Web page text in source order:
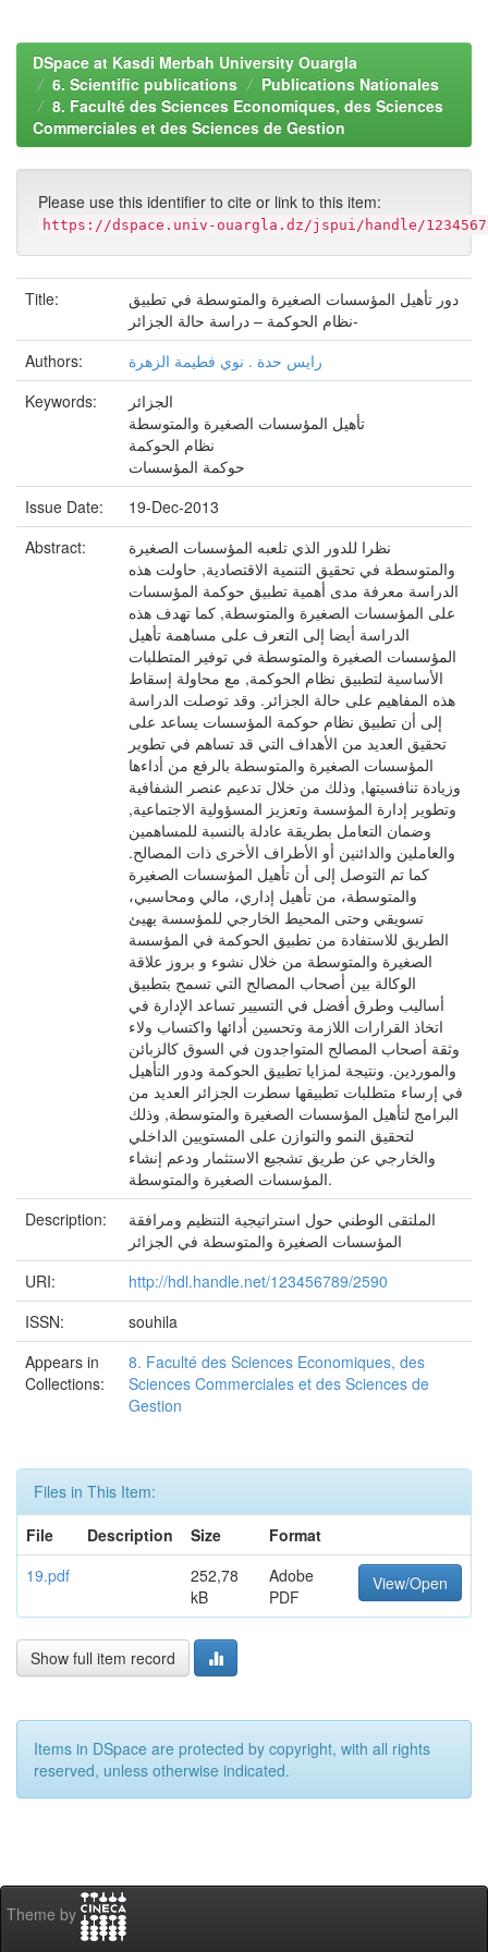
DSpace at Kasdi Merbah University Ouargla
6. Scientific publications
Publications Nationales
8. Faculté des Sciences Economiques, des Sciences
Commerciales et des Sciences de Gestion
Please use this identifier to cite or link to this item:
https://dspace.univ-ouargla.dz/jspui/handle/
Title:
دور تأهيل المؤسسات الصغيرة والمتوسطة في تطبيق
نظام الحوكمة – دراسة حالة الجزائر-
Authors:
رايس حدة . نوي فطيمة الزهرة
Keywords:
الجزائر
تأهيل المؤسسات الصغيرة والمتوسطة
نظام الحوكمة
حوكمة المؤسسات
Issue Date:
19-Dec-2013
Abstract:
نظرا للدور الذي تلعبه المؤسسات الصغيرة
والمتوسطة في تحقيق التنمية الاقتصادية, حاولت هذه
الدراسة معرفة مدى أهمية تطبيق حوكمة المؤسسات
على المؤسسات الصغيرة والمتوسطة, كما تهدف هذه
الدراسة أيضا إلى التعرف على مساهمة تأهيل
المؤسسات الصغيرة والمتوسطة في توفير المتطلبات
الأساسية لتطبيق نظام الحوكمة, مع محاولة إسقاط
هذه المفاهيم على حالة الجزائر. وقد توصلت الدراسة
إلى أن تطبيق نظام حوكمة المؤسسات يساعد على
تحقيق العديد من الأهداف التي قد تساهم في تطوير
المؤسسات الصغيرة والمتوسطة بالرفع من أداءها
وزيادة تنافسيتها, وذلك من خلال تدعيم عنصر الشفافية
وتطوير إدارة المؤسسة وتعزيز المسؤولية الاجتماعية,
وضمان التعامل بطريقة عادلة بالنسبة للمساهمين
والعاملين والدائنين أو الأطراف الأخرى ذات المصالح.
كما تم التوصل إلى أن تأهيل المؤسسات الصغيرة
والمتوسطة، من تأهيل إداري، مالي ومحاسبي،
تسويقي وحتى المحيط الخارجي للمؤسسة يهيئ
الطريق للاستفادة من تطبيق الحوكمة في المؤسسة
الصغيرة والمتوسطة من خلال نشوء و بروز علاقة
الوكالة بين أصحاب المصالح التي تسمح بتطبيق
أساليب وطرق أفضل في التسيير تساعد الإدارة في
اتخاذ القرارات اللازمة وتحسين أدائها واكتساب ولاء
وثقة أصحاب المصالح المتواجدون في السوق كالزبائن
والموردين. ونتيجة لمزايا تطبيق الحوكمة ودور التأهيل
في إرساء متطلبات تطبيقها سطرت الجزائر العديد من
البرامج لتأهيل المؤسسات الصغيرة والمتوسطة, وذلك
لتحقيق النمو والتوازن على المستويين الداخلي
والخارجي عن طريق تشجيع الاستثمار ودعم إنشاء
المؤسسات الصغيرة والمتوسطة.
Description:
الملتقى الوطني حول استراتيجية التنظيم ومرافقة
المؤسسات الصغيرة والمتوسطة في الجزائر
URI:
http://hdl.handle.net/123456789/2590
ISSN:
souhila
Appears in
Collections:
8. Faculté des Sciences Economiques, des
Sciences Commerciales et des Sciences de
Gestion
Files in This Item:
File
Description Size
Format
19.pdf
252,78
kB
Adobe
PDF
View/Open
Show full item record
Items in DSpace are protected by copyright, with all rights
reserved, unless otherwise indicated.
Theme by